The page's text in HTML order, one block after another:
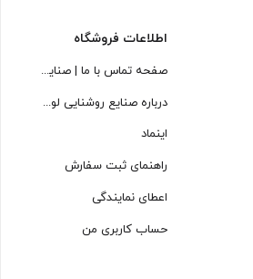
اطلاعات فروشگاه
صفحه تماس با ما | صنایع روشنایی لوسترسازان
درباره صنایع روشنایی لوسترسازان
اینماد
راهنمای ثبت سفارش
اعطای نمایندگی
حساب کاربری من